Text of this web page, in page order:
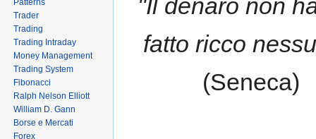
"Il denaro non
fatto ricco
(Seneca)
Trader
Trading
Trading Intraday
Money Management
Trading System
Fibonacci
Ralph Nelson Elliott
William D. Gann
Borse e Mercati
Forex